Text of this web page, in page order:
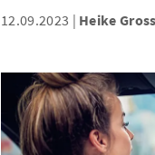
12.09.2023 Heike Gross